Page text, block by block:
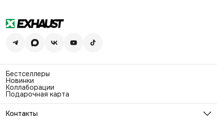
Бестселлеры
Новинки
Коллаборации
Подарочная карта
Контакты